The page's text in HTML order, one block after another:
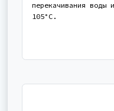
перекачивания воды
105°C.